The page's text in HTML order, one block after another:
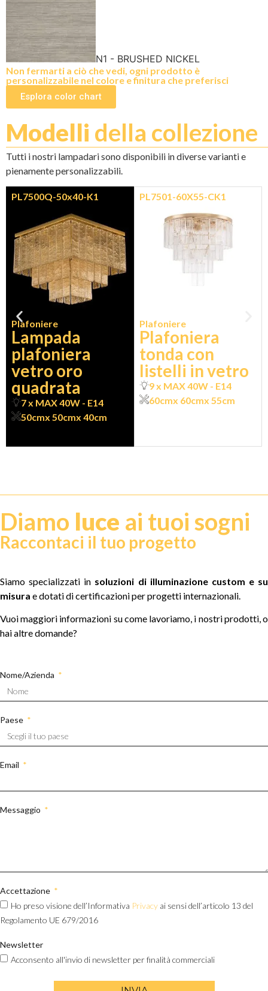
N1 - BRUSHED NICKEL
Non fermarti a ciò che vedi, ogni prodotto è
personalizzabile nel colore e finitura che preferisci
Esplora color chart
Modelli della collezione
Tutti i nostri lampadari sono disponibili in diverse varianti e
pienamente personalizzabili.
Plafoniere
Lampada
plafoniera
vetro oro
quadrata
PL7500Q-50x40-K1
7 x MAX 40W - E14
50cmx 50cmx 40cm
Plafoniere
Plafoniera
tonda con
listelli in vetro
PL7501-60X55-CK1
9 x MAX 40W - E14
60cmx 60cmx 55cm
Diamo luce ai tuoi sogni
Raccontaci il tuo progetto
Siamo specializzati in soluzioni di illuminazione custom e su
misura e dotati di certificazioni per progetti internazionali.
Vuoi maggiori informazioni su come lavoriamo, i nostri prodotti, o
hai altre domande?
Nome/Azienda
Paese
Email
Messaggio
Accettazione
Ho preso visione dell’Informativa Privacy ai sensi dell’articolo 13 del
Regolamento UE 679/2016
Newsletter
Acconsento all'invio di newsletter per finalità commerciali